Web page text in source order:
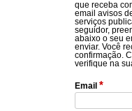
que receba
email avisos
serviços
seguidor,
abaixo o seu
enviar. Você
confirmação.
verifique na
Email *